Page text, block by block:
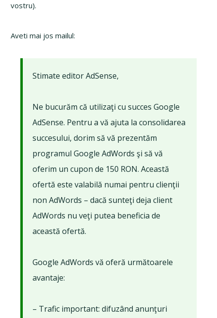
vostru).
Aveti mai jos mailul:
Stimate editor AdSense,
Ne bucurăm că utilizaţi cu succes Google
AdSense. Pentru a vă ajuta la consolidarea
succesului, dorim să vă prezentăm
programul Google AdWords şi să vă
oferim un cupon de 150 RON. Această
ofertă este valabilă numai pentru clienţii
non AdWords – dacă sunteţi deja client
AdWords nu veţi putea beneficia de
această ofertă.
Google AdWords vă oferă următoarele
avantaje:
– Trafic important: difuzând anunţuri